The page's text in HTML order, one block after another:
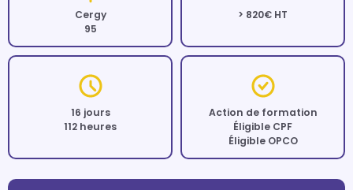
Cergy
95
> 820€ HT
16 jours
112 heures
Action de formation
Éligible CPF
Éligible OPCO